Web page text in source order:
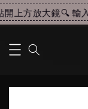
上方放大鏡🔍 輸